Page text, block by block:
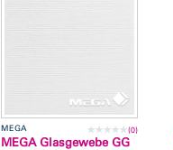
MEGA (0)
MEGA Glasgewebe GG